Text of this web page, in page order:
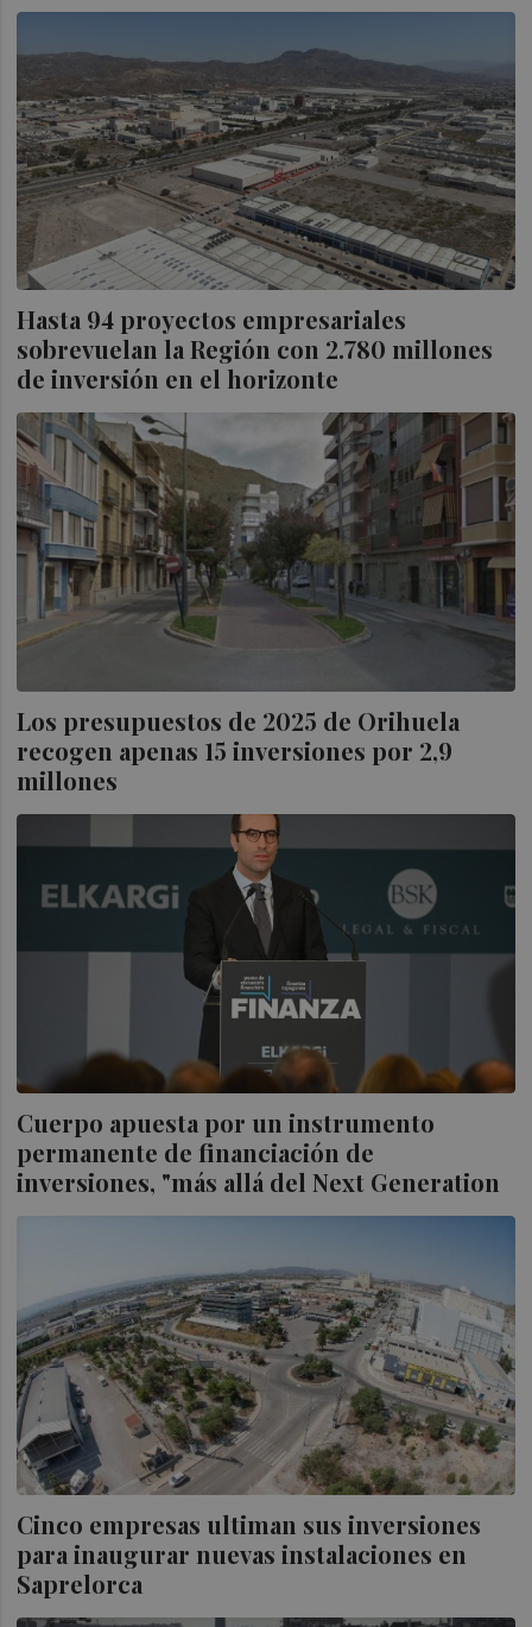
Hasta 94 proyectos empresariales
sobrevuelan la Región con 2.780 millones
de inversión en el horizonte
Los presupuestos de 2025 de Orihuela
recogen apenas 15 inversiones por 2,9
millones
Cuerpo apuesta por un instrumento
permanente de financiación de
inversiones, "más allá del Next Generation
Cinco empresas ultiman sus inversiones
para inaugurar nuevas instalaciones en
Saprelorca